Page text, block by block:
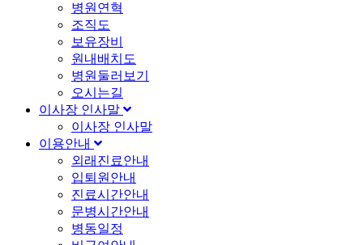
병원연혁
조직도
보유장비
원내배치도
병원둘러보기
오시는길
이사장 인사말
이사장 인사말
이용안내
외래진료안내
입퇴원안내
진료시간안내
문병시간안내
병동일정